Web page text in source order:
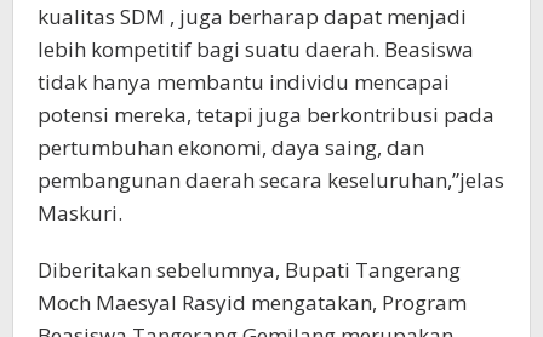
kualitas SDM , juga berharap dapat menjadi
lebih kompetitif bagi suatu daerah. Beasiswa
tidak hanya membantu individu mencapai
potensi mereka, tetapi juga berkontribusi pada
pertumbuhan ekonomi, daya saing, dan
pembangunan daerah secara keseluruhan,”jelas
Maskuri.
Diberitakan sebelumnya, Bupati Tangerang
Moch Maesyal Rasyid mengatakan, Program